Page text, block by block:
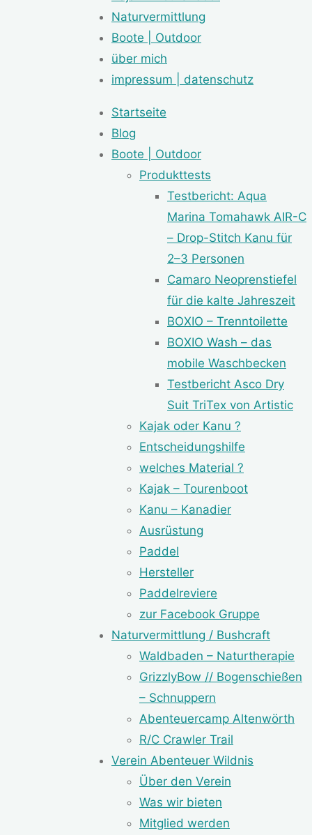
Naturvermittlung
Boote | Outdoor
über mich
impressum | datenschutz
Startseite
Blog
Boote | Outdoor
Produkttests
Testbericht: Aqua
Marina Tomahawk AIR-C
– Drop-Stitch Kanu für
2–3 Personen
Camaro Neoprenstiefel
für die kalte Jahreszeit
BOXIO – Trenntoilette
BOXIO Wash – das
mobile Waschbecken
Testbericht Asco Dry
Suit TriTex von Artistic
Kajak oder Kanu ?
Entscheidungshilfe
welches Material ?
Kajak – Tourenboot
Kanu – Kanadier
Ausrüstung
Paddel
Hersteller
Paddelreviere
zur Facebook Gruppe
Naturvermittlung / Bushcraft
Waldbaden – Naturtherapie
GrizzlyBow // Bogenschießen
– Schnuppern
Abenteuercamp Altenwörth
R/C Crawler Trail
Verein Abenteuer Wildnis
Über den Verein
Was wir bieten
Mitglied werden